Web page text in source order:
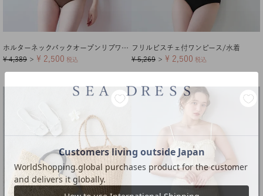
ホルターネックバックオープンリブワンピース/水着【メール便可／100】
¥ 4,389 ＞ ¥ 2,500 税込
フリルビスチェ付ワンピース/水着
¥ 5,269 ＞ ¥ 2,500 税込